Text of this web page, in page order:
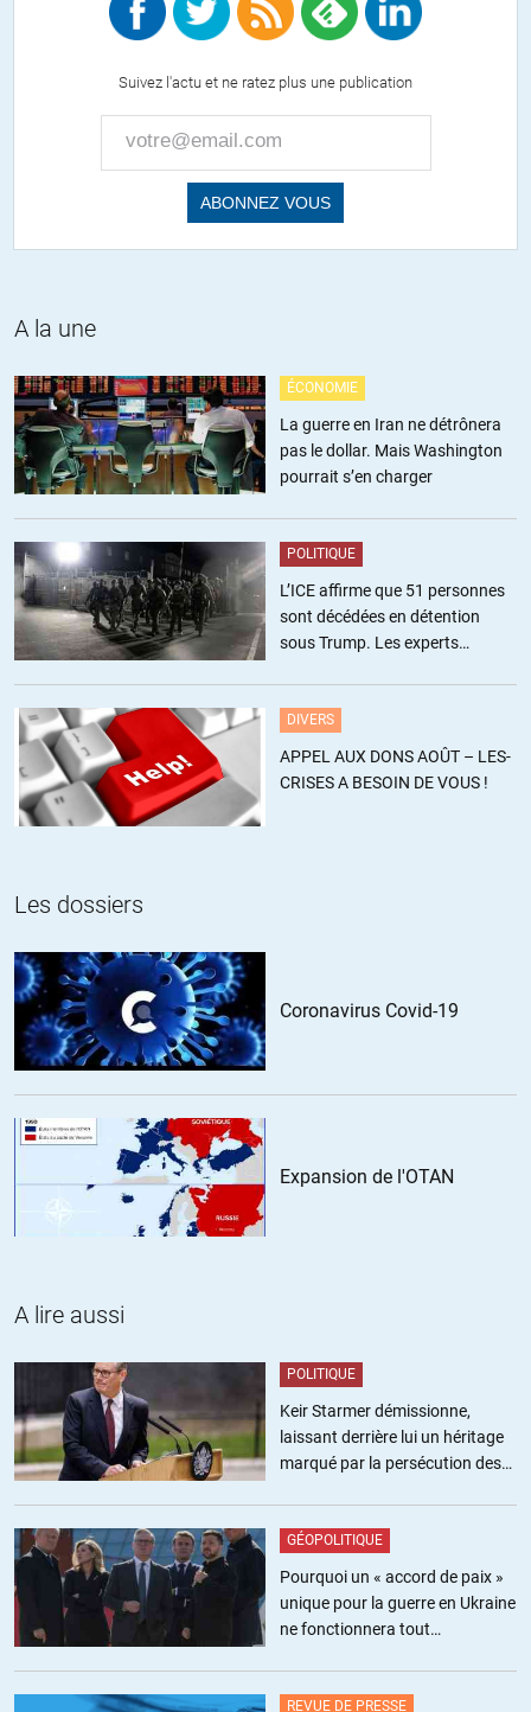
Suivez l'actu et ne ratez plus une publication
A la une
ÉCONOMIE
La guerre en Iran ne détrônera
pas le dollar. Mais Washington
pourrait s’en charger
POLITIQUE
L’ICE affirme que 51 personnes
sont décédées en détention
sous Trump. Les experts
DIVERS
APPEL AUX DONS AOÛT – LES-
CRISES A BESOIN DE VOUS !
Les dossiers
Coronavirus Covid-19
Expansion de l'OTAN
A lire aussi
POLITIQUE
Keir Starmer démissionne,
laissant derrière lui un héritage
marqué par la persécution des
GÉOPOLITIQUE
Pourquoi un « accord de paix »
unique pour la guerre en Ukraine
ne fonctionnera tout
REVUE DE PRESSE